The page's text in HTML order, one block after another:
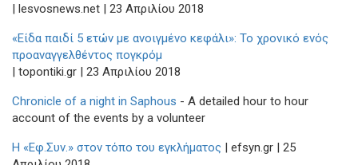
| lesvosnews.net | 23 Απριλίου 2018
«Είδα παιδί 5 ετών με ανοιγμένο κεφάλι»: Το χρονικό ενός
προαναγγελθέντος πογκρόμ
| topontiki.gr | 23 Απριλίου 2018
Chronicle of a night in Saphous - A detailed hour to hour
account of the events by a volunteer
Η «Εφ.Συν.» στον τόπο του εγκλήματος | efsyn.gr | 25